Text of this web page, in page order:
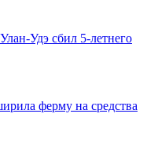
Удэ сбил 5-летнего
ферму на средства